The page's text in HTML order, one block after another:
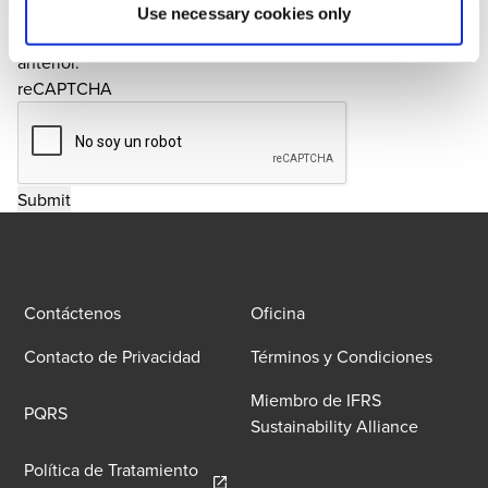
Use necessary cookies only
contacto con nosotros. Doy mi consentimiento para que
mis datos personales sean procesados de acuerdo con lo
anterior.
reCAPTCHA
Contáctenos
Oficina
Contacto de Privacidad
Términos y Condiciones
PQRS
Miembro de IFRS
Sustainability Alliance
Política de Tratamiento